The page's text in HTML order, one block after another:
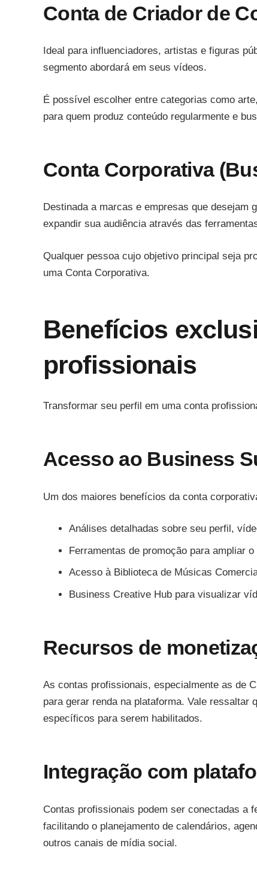
Conta de Criador de
Ideal para influenciadores, artistas e figuras
segmento abordará em seus vídeos.
É possível escolher entre categorias como
para quem produz conteúdo regularmente e
Conta Corporativa
Destinada a marcas e empresas que desejam
expandir sua audiência através das
Qualquer pessoa cujo objetivo principal seja
uma Conta Corporativa.
Benefícios
profissionais
Transformar seu perfil em uma conta
Acesso ao Business
Um dos maiores benefícios da conta
Análises detalhadas sobre seu perfil,
Ferramentas de promoção para ampliar o
Acesso à Biblioteca de Músicas
Business Creative Hub para visualizar
Recursos de
As contas profissionais, especialmente as de
para gerar renda na plataforma. Vale
específicos para serem habilitados.
Integração com
Contas profissionais podem ser conectadas a
facilitando o planejamento de calendários,
outros canais de mídia social.